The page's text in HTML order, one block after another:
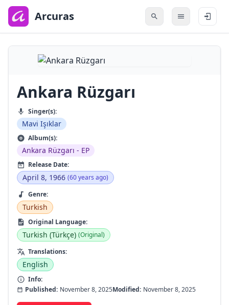
main
content
Arcuras
Ankara Rüzgarı
Singer(s):
Mavi Işıklar
Album(s):
Ankara Rüzgarı - EP
Release Date:
April 8, 1966 (60 years ago)
Genre:
Turkish
Original Language:
Turkish (Türkçe) (Original)
Translations:
English
Info:
Published: November 8, 2025Modified: November 8, 2025